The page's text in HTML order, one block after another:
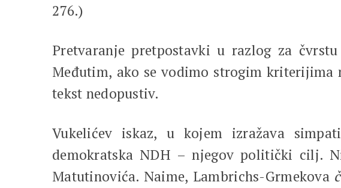
276.)
Pretvaranje pretpostavki u razlog za
Međutim, ako se vodimo strogim kriterijima
tekst nedopustiv.
Vukelićev iskaz, u kojem izražava
demokratska NDH – njegov politički cilj.
Matutinovića. Naime, Lambrichs-Grmekova